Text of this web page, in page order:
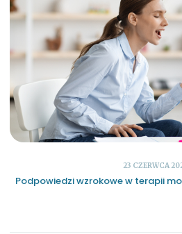
23 CZERWCA
Podpowiedzi wzrokowe w terapii